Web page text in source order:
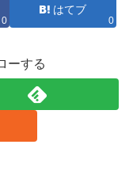
0
はてブ
0
ーする